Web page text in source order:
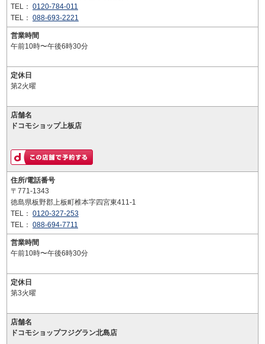
TEL： 0120-784-011
TEL： 088-693-2221
営業時間
午前10時〜午後6時30分
定休日
第2火曜
店舗名
ドコモショップ上板店
住所/電話番号
〒771-1343
徳島県板野郡上板町椎本字四宮東411-1
TEL： 0120-327-253
TEL： 088-694-7711
営業時間
午前10時〜午後6時30分
定休日
第3火曜
店舗名
ドコモショップフジグラン北島店